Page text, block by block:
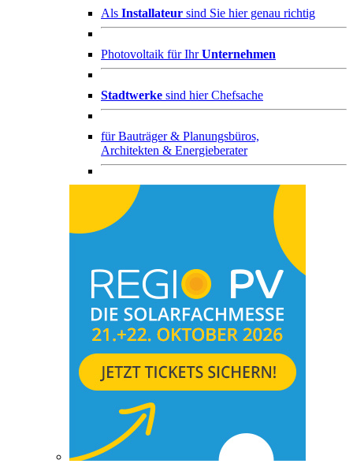
Als Installateur sind Sie hier genau richtig
Photovoltaik für IhrUnternehmen
Stadtwerke sind hier Chefsache
fürBauträger & Planungsbüros,
Architekten & Energieberater